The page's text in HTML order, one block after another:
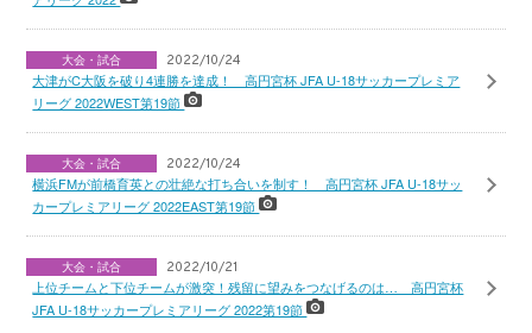
大会・試合 2022/10/24
大津がC大阪を破り4連勝を達成！ 高円宮杯 JFA U-18サッカープレミア
リーグ 2022WEST第19節
大会・試合 2022/10/24
横浜FMが前橋育英との壮絶な打ち合いを制す！ 高円宮杯 JFA U-18サッ
カープレミアリーグ 2022EAST第19節
大会・試合 2022/10/21
上位チームと下位チームが激突！残留に望みをつなげるのは… 高円宮杯
JFA U-18サッカープレミアリーグ 2022第19節